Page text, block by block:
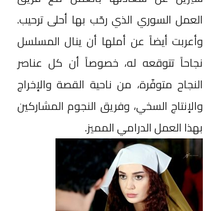
العمل السوري الذي رحّب بها أحلى ترحيب.
وأعربت أيضاً عن أملها أن ينال المسلسل
نجاحاً تتوقعه له، خصوصاً أن كل عناصر
النجاح متوفّرة، من ناحية القصة والإخراج
والإنتاج السخي، وفريق النجوم المشاركين
بهذا العمل الدرامي المميز.